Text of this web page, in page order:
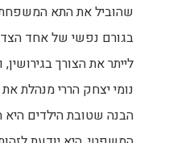
שהוביל את התא
בגורם נפשי של אחד
לייתר את הצורך
נומי יצחק הררי מנהלת
הבנה שטובת הילדים היא